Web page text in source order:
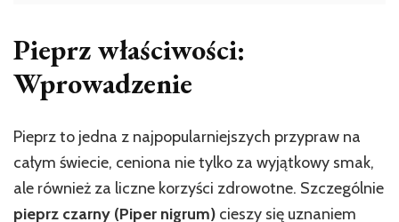
Pieprz właściwości:
Wprowadzenie
Pieprz to jedna z najpopularniejszych przypraw na
całym świecie, ceniona nie tylko za wyjątkowy smak,
ale również za liczne korzyści zdrowotne. Szczególnie
pieprz czarny (Piper nigrum) cieszy się uznaniem